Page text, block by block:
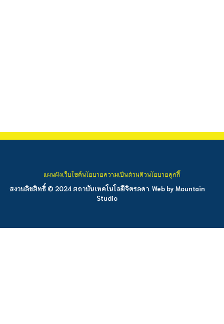
สงวนลิขสิทธิ์ © 2024 สถาบันเทคโนโลยีจิตรลดา. Web by Mountain
Studio
แผนผังเว็บไซต์นโยบายความเป็นส่วนตัวนโยบายคุกกี้